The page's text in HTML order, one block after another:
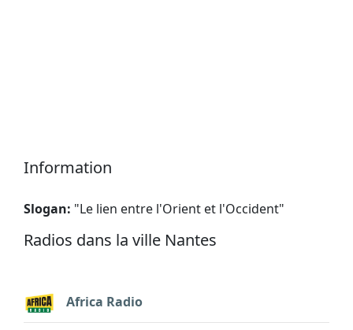
Information
Slogan: "Le lien entre l'Orient et l'Occident"
Radios dans la ville Nantes
Africa Radio